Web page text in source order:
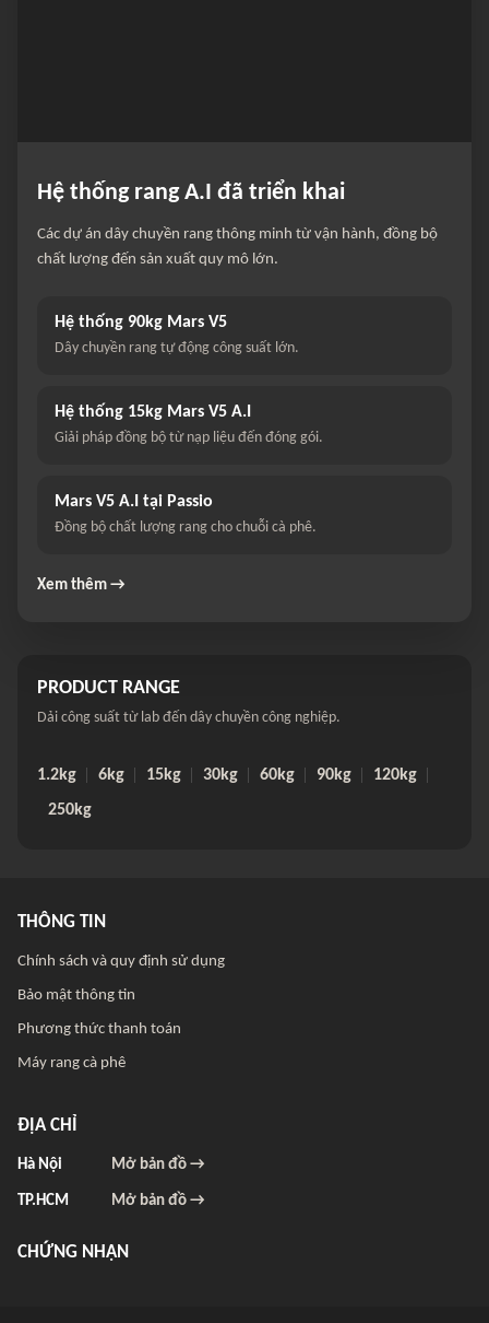
Hệ thống rang A.I đã triển khai
Các dự án dây chuyền rang thông minh từ vận hành, đồng bộ
chất lượng đến sản xuất quy mô lớn.
Hệ thống 90kg Mars V5
Dây chuyền rang tự động công suất lớn.
Hệ thống 15kg Mars V5 A.I
Giải pháp đồng bộ từ nạp liệu đến đóng gói.
Mars V5 A.I tại Passio
Đồng bộ chất lượng rang cho chuỗi cà phê.
Xem thêm →
PRODUCT RANGE
Dải công suất từ lab đến dây chuyền công nghiệp.
1.2kg 6kg 15kg 30kg 60kg 90kg
120kg
250kg
THÔNG TIN
Chính sách và quy định sử dụng
Bảo mật thông tin
Phương thức thanh toán
Máy rang cà phê
ĐỊA CHỈ
Hà Nội Mở bản đồ →
TP.HCM Mở bản đồ →
CHỨNG NHẬN